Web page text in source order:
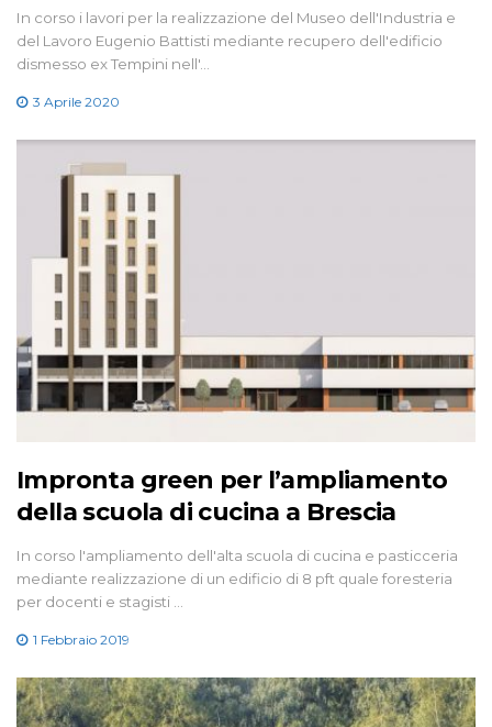
In corso i lavori per la realizzazione del Museo dell'Industria e
del Lavoro Eugenio Battisti mediante recupero dell'edificio
dismesso ex Tempini nell'…
3 Aprile 2020
Impronta green per l’ampliamento
della scuola di cucina a Brescia
In corso l'ampliamento dell'alta scuola di cucina e pasticceria
mediante realizzazione di un edificio di 8 pft quale foresteria
per docenti e stagisti …
1 Febbraio 2019